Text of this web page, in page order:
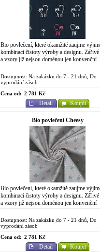
Bio povlečení, které okamžitě zaujme
kombinací čistoty výroby a designu.
a vzory již nejsou doménou jen konvenční
propracovaného...
Dostupnost: Na zakázku do 7 - 21 dnů, Do
vyprodání zásob
Cena od: 2 781 Kč
Detail Koupit
Bio povlečení Cheesy
Bio povlečení, které okamžitě zaujme
kombinací čistoty výroby a designu.
a vzory již nejsou doménou jen konvenční
propracovaného...
Dostupnost: Na zakázku do 7 - 21 dnů, Do
vyprodání zásob
Cena od: 2 781 Kč
Detail Koupit